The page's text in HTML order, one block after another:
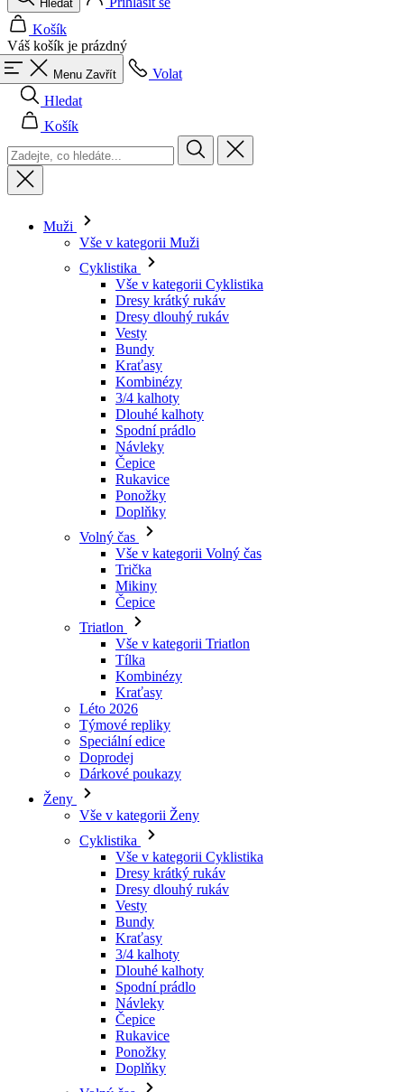
Muži
Vše v kategorii Muži
Cyklistika
Dresy krátký rukáv
Dresy dlouhý rukáv
3/4 kalhoty
Dlouhé kalhoty
Spodní prádlo
Návleky
Čepice
Rukavice
Ponožky
Doplňky
Volný čas
Vše v kategorii Volný čas
Trička
Mikiny
Čepice
Triatlon
Vše v kategorii Triatlon
Tílka
Kombinézy
Kraťasy
Léto 2026
Týmové repliky
Speciální edice
Doprodej
Dárkové poukazy
Vše v kategorii Ženy
Cyklistika
Vše v kategorii Cyklistika
Dresy krátký rukáv
Dresy dlouhý rukáv
Vesty
Bundy
Kraťasy
Dlouhé kalhoty
Spodní prádlo
Návleky
Čepice
Rukavice
Ponožky
Doplňky
Volný čas
Vše v kategorii Volný čas
Trička
Mikiny
Čepice
Triatlon
Vše v kategorii Triatlon
Tílka
Kombinézy